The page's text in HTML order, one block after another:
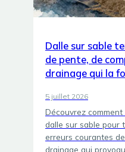
Dalle sur sable
de pente, de
drainage qui la
5 juillet 2026
Découvrez comment
dalle sur sable pour
erreurs courantes
drainage qui